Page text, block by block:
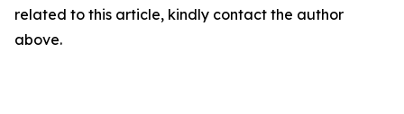
related to this article, kindly contact the author
above.